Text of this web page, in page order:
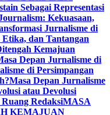
Sebagai Representasi
Kekuasaan,
Jurnalisme di
dan Tantangan
Kemajuan
Depan Jurnalisme di
di Persimpangan
Masa Depan Jurnalisme
atau Devolusi
RedaksiMASA
KEMAJUAN